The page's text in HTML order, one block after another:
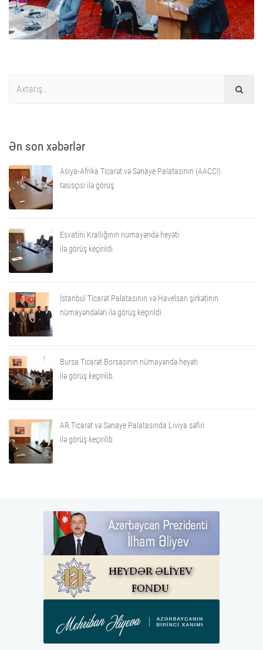
Ən son xəbərlər
Asiya-Afrika Ticarət və Sənaye Palatasının (AACCI)
təsisçisi ilə görüş
Esvatini Krallığının nümayəndə heyəti
ilə görüş keçirildi
İstanbul Ticarət Palatasının və Havelsan şirkətinin
nümayəndələri ilə görüş keçirildi
Bursa Ticarət Borsasının nümayəndə heyəti
ilə görüş keçirilib
AR Ticarət və Sənaye Palatasında Liviya səfiri
ilə görüş keçirilib